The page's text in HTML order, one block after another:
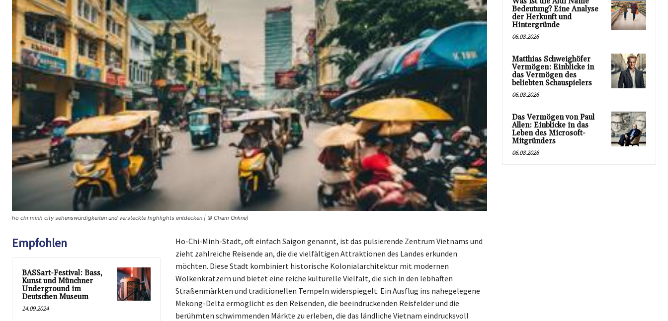
ho chi minh city sehenswürdigkeiten und versteckte highlights entdecken | © Cham Online)
Empfohlen
BASSart-Festival: Bass,
Kunst und Münchner
Underground im
Deutschen Museum
14.09.2024
Ho-Chi-Minh-Stadt, oft einfach Saigon genannt, ist das pulsierende Zentrum Vietnams und
zieht zahlreiche Reisende an, die die vielfältigen Attraktionen des Landes erkunden
möchten. Diese Stadt kombiniert historische Kolonialarchitektur mit modernen
Wolkenkratzern und bietet eine reiche kulturelle Vielfalt, die sich in den lebhaften
Straßenmärkten und traditionellen Tempeln widerspiegelt. Ein Ausflug ins nahegelegene
Mekong-Delta ermöglicht es den Reisenden, die beeindruckenden Reisfelder und die
berühmten schwimmenden Märkte zu erleben, die das ländliche Vietnam eindrucksvoll
Bedeutung? Eine Analyse
der Herkunft und
Hintergründe
06.08.2026
Matthias Schweighöfer
Vermögen: Einblicke in
das Vermögen des
beliebten Schauspielers
06.08.2026
Das Vermögen von Paul
Allen: Einblicke in das
Leben des Microsoft-
Mitgründers
06.08.2026